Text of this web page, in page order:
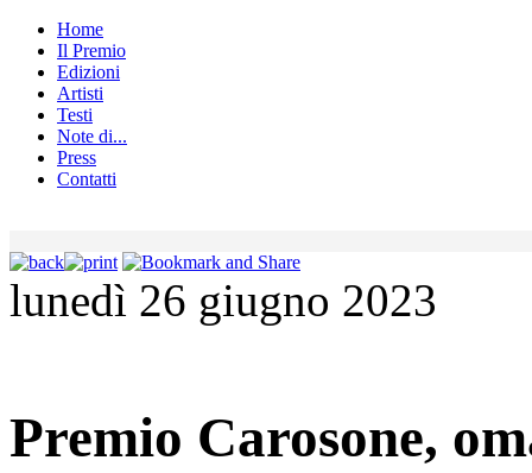
Home
Il Premio
Edizioni
Artisti
Testi
Note di...
Press
Contatti
lunedì 26 giugno 2023
Premio Carosone,